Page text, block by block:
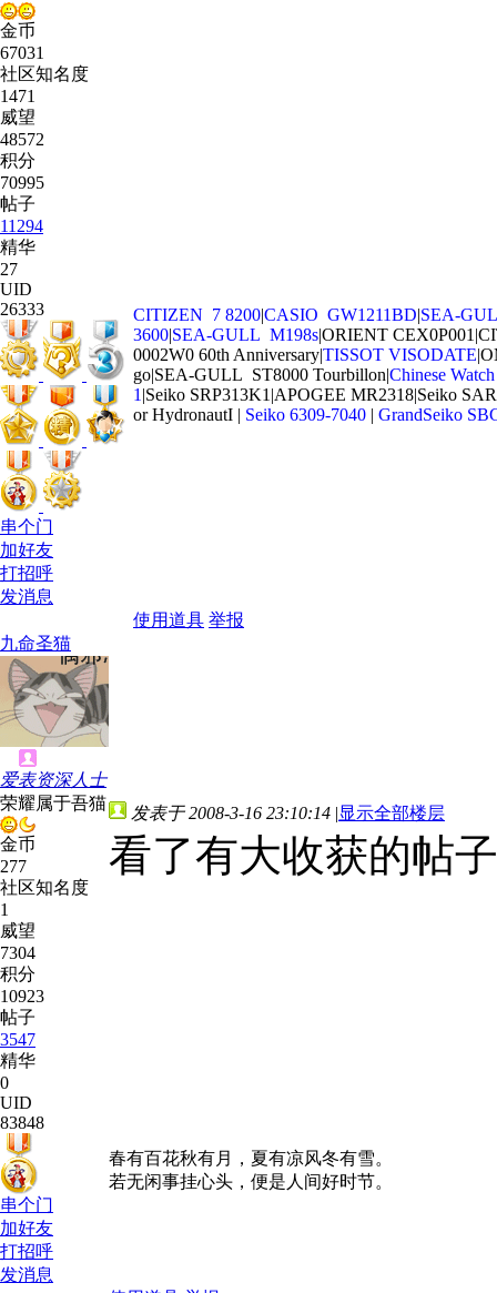
金币
67031
社区知名度
1471
威望
48572
积分
70995
帖子
11294
精华
27
UID
26333
串个门
加好友
打招呼
发消息
CITIZEN 7 8200|CASIO GW1211BD|SEA-
3600|SEA-GULL M198s|ORIENT
0002W0 60th Anniversary|TISSOT VISODATE
go|SEA-GULL ST8000 Tourbillon|Chinese
1 |Seiko SRP313K1|APOGEE MR2318|Seiko
or HydronautI | Seiko 6309-7040 | GrandSeiko
使用道具 举报
九命圣猫
爱表资深人士
荣耀属于吾猫
金币
277
社区知名度
1
威望
7304
积分
10923
帖子
3547
精华
0
UID
83848
串个门
加好友
打招呼
发消息
发表于 2008-3-16 23:10:14 |显示全部楼层
看了有大收获的帖
春有百花秋有月，夏有凉风冬有雪。
若无闲事挂心头，便是人间好时节。